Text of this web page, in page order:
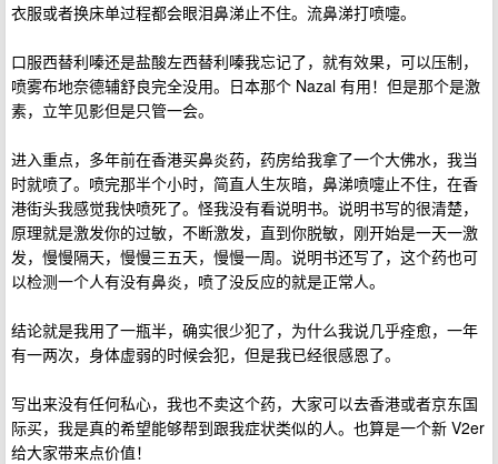
衣服或者换床单过程都会眼泪鼻涕止不住。流鼻涕打喷嚏。
口服西替利嗪还是盐酸左西替利嗪我忘记了，就有效果，可以压制，
喷雾布地奈德辅舒良完全没用。日本那个 Nazal 有用！但是那个是激
素，立竿见影但是只管一会。
进入重点，多年前在香港买鼻炎药，药房给我拿了一个大佛水，我当
时就喷了。喷完那半个小时，简直人生灰暗，鼻涕喷嚏止不住，在香
港街头我感觉我快喷死了。怪我没有看说明书。说明书写的很清楚，
原理就是激发你的过敏，不断激发，直到你脱敏，刚开始是一天一激
发，慢慢隔天，慢慢三五天，慢慢一周。说明书还写了，这个药也可
以检测一个人有没有鼻炎，喷了没反应的就是正常人。
结论就是我用了一瓶半，确实很少犯了，为什么我说几乎痊愈，一年
有一两次，身体虚弱的时候会犯，但是我已经很感恩了。
写出来没有任何私心，我也不卖这个药，大家可以去香港或者京东国
际买，我是真的希望能够帮到跟我症状类似的人。也算是一个新 V2er
给大家带来点价值！